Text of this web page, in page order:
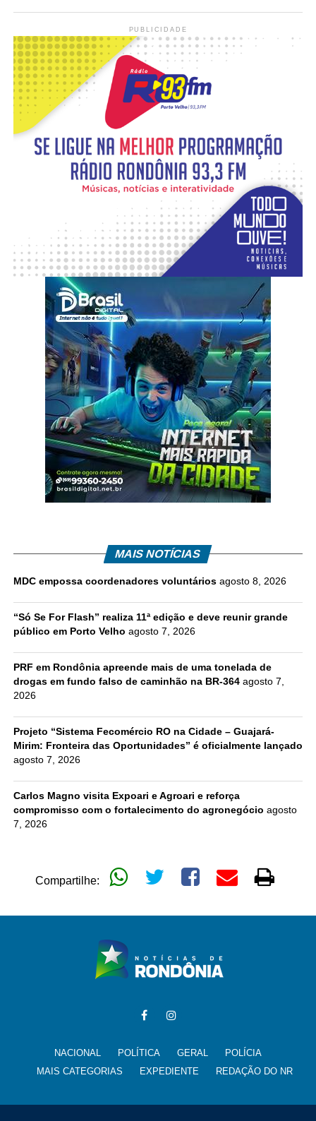
PUBLICIDADE
MAIS NOTÍCIAS
MDC empossa coordenadores voluntários agosto 8, 2026
“Só Se For Flash” realiza 11ª edição e deve reunir grande
público em Porto Velho agosto 7, 2026
PRF em Rondônia apreende mais de uma tonelada de
drogas em fundo falso de caminhão na BR-364 agosto 7,
2026
Projeto “Sistema Fecomércio RO na Cidade – Guajará-
Mirim: Fronteira das Oportunidades” é oficialmente lançado
agosto 7, 2026
Carlos Magno visita Expoari e Agroari e reforça
compromisso com o fortalecimento do agronegócio agosto
7, 2026
Compartilhe:
NACIONAL POLÍTICA GERAL
POLÍCIA
MAIS CATEGORIAS
EXPEDIENTE REDAÇÃO DO NR